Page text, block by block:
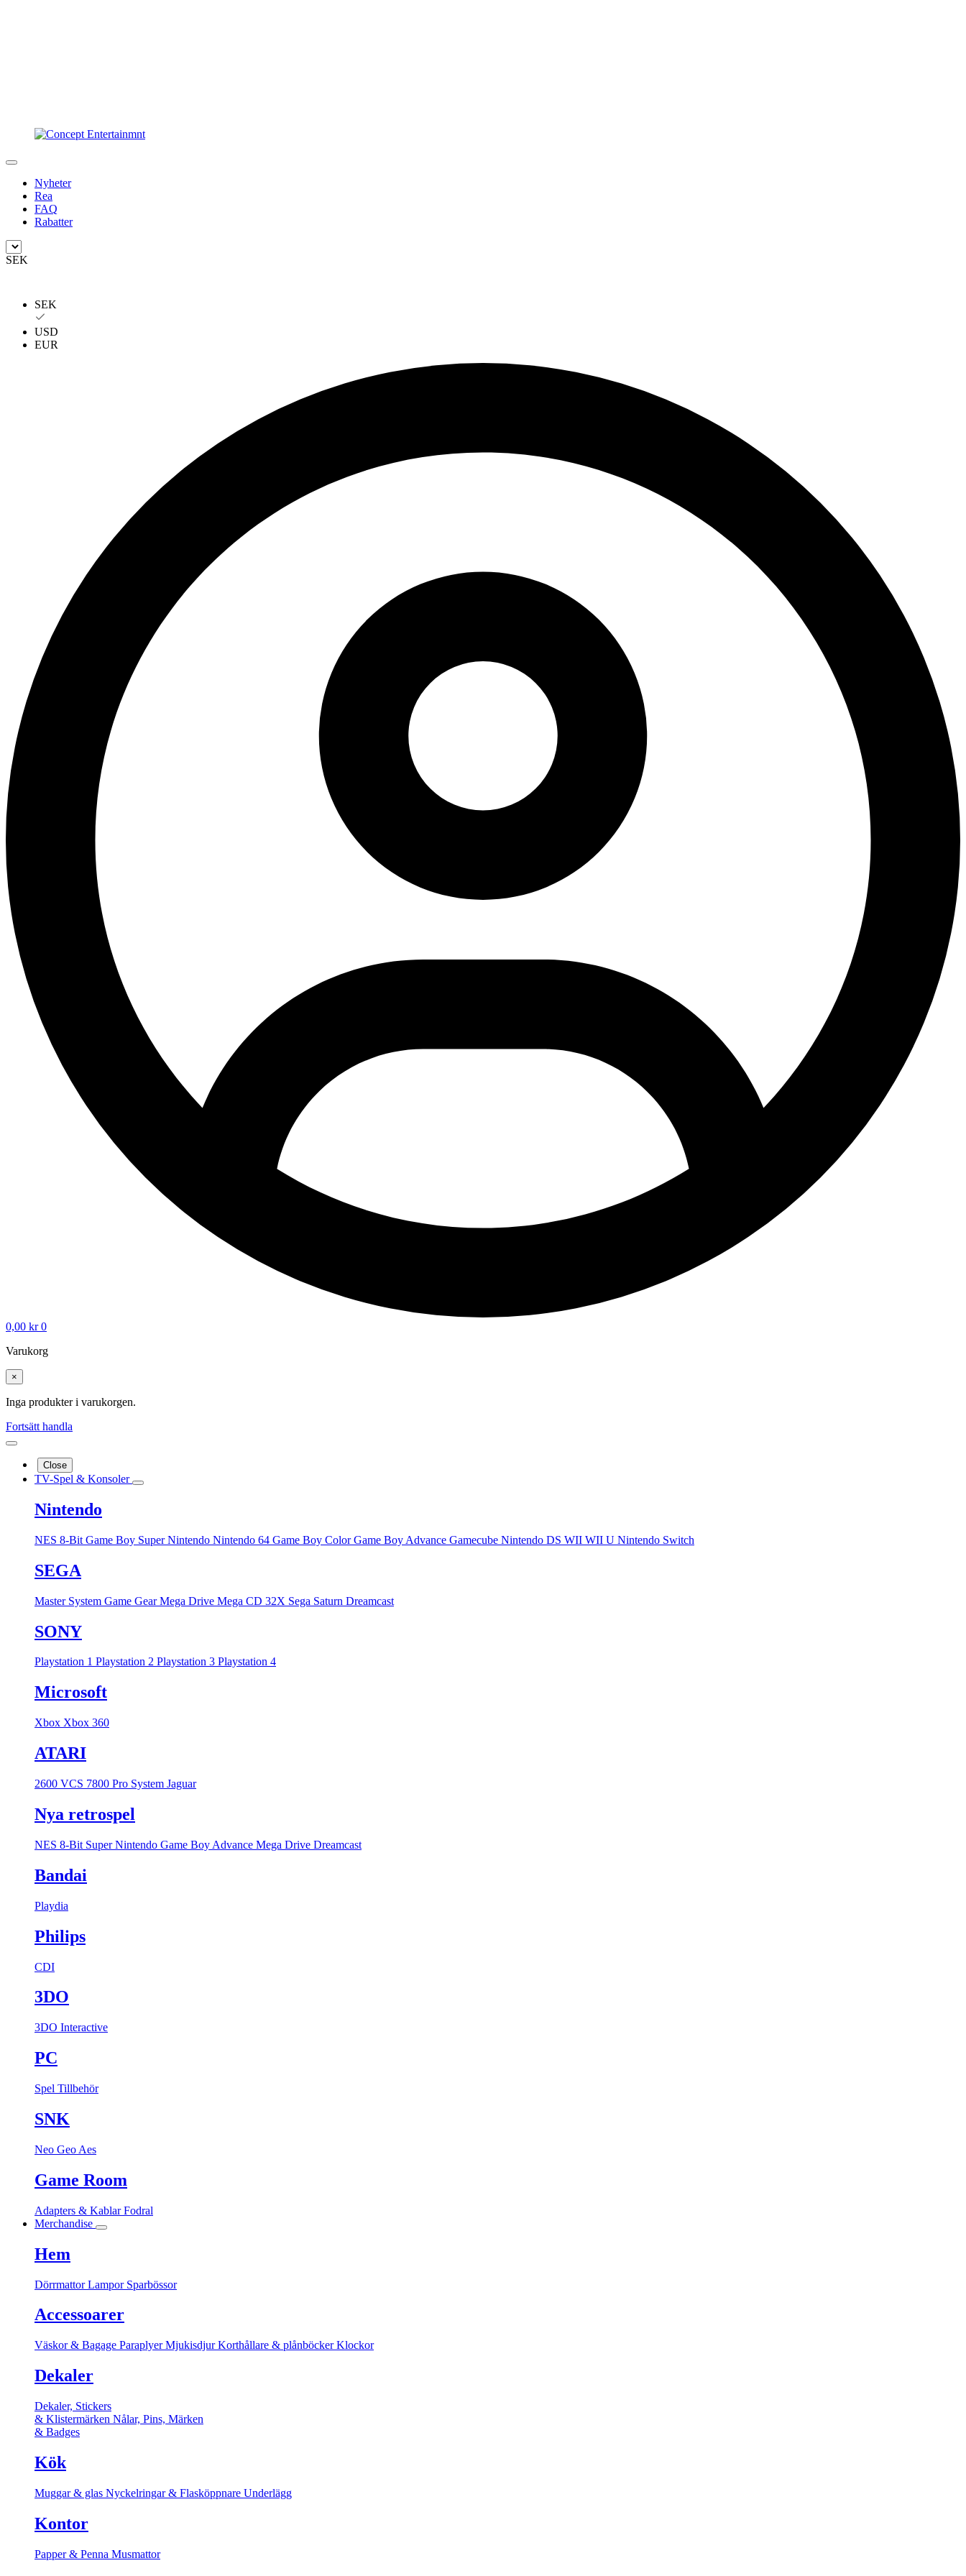
Nyheter
Rea
FAQ
Rabatter
SEK
SEK
USD
EUR
0,00 kr 0
Varukorg
×
Inga produkter i varukorgen.
Fortsätt handla
Close
TV-Spel & Konsoler
Nintendo
NES 8-Bit Game Boy Super Nintendo Nintendo 64 Game Boy ColorGame Boy Advance Gamecube Nintendo DS WII WII U Nintendo Switch
SEGA
Master System Game GearMega Drive Mega CD 32X Sega Saturn Dreamcast
SONY
Playstation 1 Playstation 2 Playstation 3 Playstation 4
Microsoft
Xbox Xbox 360
ATARI
2600 VCS 7800 Pro System Jaguar
Nya retrospel
NES 8-Bit Super Nintendo Game Boy Advance Mega Drive Dreamcast
Bandai
Playdia
Philips
CDI
3DO
3DO Interactive
PC
Spel Tillbehör
SNK
Neo Geo Aes
Game Room
Adapters & KablarFodral
Merchandise
Hem
DörrmattorLampor Sparbössor
Accessoarer
Väskor & Bagage ParaplyerMjukisdjurKorthållare & plånböckerKlockor
Dekaler
Dekaler, Stickers
& Klistermärken Nålar, Pins, Märken
& Badges
Kök
Muggar & glas Nyckelringar & Flasköppnare Underlägg
Kontor
Papper & Penna Musmattor